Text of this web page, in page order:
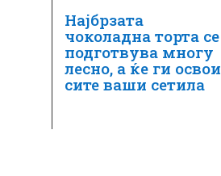
Најбрзата
чоколадна торта се
подготвува многу
лесно, а ќе ги освои
сите ваши сетила